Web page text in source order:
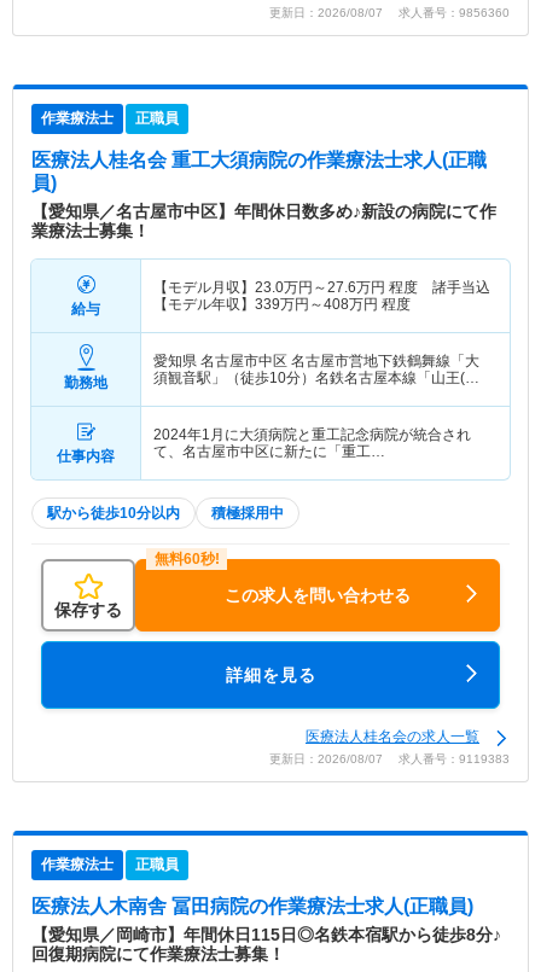
更新日：2026/08/07 求人番号：9856360
作業療法士 正職員
医療法人桂名会 重工大須病院の作業療法士求人(正職
員)
【愛知県／名古屋市中区】年間休日数多め♪新設の病院にて作
業療法士募集！
給与
【モデル月収】 23.0万円～27.6万円 程度 諸手当込
【モデル年収】 339万円～408万円 程度
勤務地
愛知県 名古屋市中区 名古屋市営地下鉄鶴舞線「大
須観音駅」（徒歩10分）名鉄名古屋本線「山王(愛
仕事内容
2024年1月に大須病院と重工記念病院が統合され
て、名古屋市中区に新たに「重工…
駅から徒歩10分以内 積極採用中
保存する
この求人を問い合わせる
詳細を見る
医療法人桂名会の求人一覧
更新日：2026/08/07 求人番号：9119383
作業療法士 正職員
医療法人木南舎 冨田病院の作業療法士求人(正職員)
【愛知県／岡崎市】年間休日115日◎名鉄本宿駅から徒歩8分♪
回復期病院にて作業療法士募集！